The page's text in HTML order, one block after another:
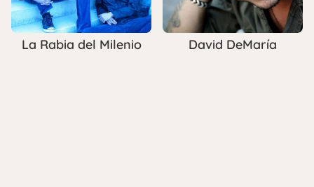
La Rabia del Milenio David DeMaría